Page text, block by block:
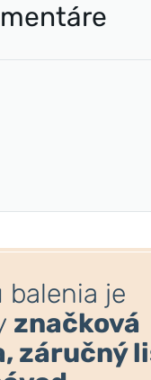
balenia je
značková
záručný